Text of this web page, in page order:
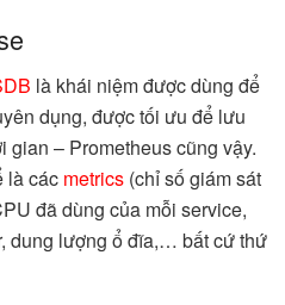
là khái niệm được dùng để
dụng, được tối ưu để lưu
gian – Prometheus cũng vậy.
là các metrics (chỉ số giám sát
đã dùng của mỗi service,
dung lượng ổ đĩa,… bất cứ thứ